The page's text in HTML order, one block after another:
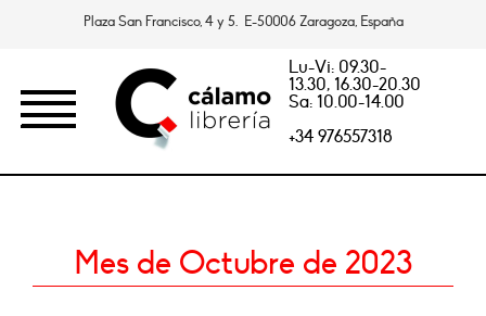
Plaza San Francisco, 4 y 5. E-50006 Zaragoza, España
Lu-Vi: 09.30-
13.30, 16.30-20.30
Sa: 10.00-14.00
+34 976557318
Mes de Octubre de 2023